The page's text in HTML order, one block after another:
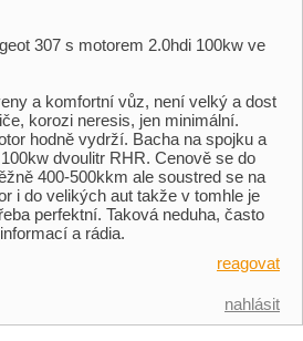
307 s motorem 2.0hdi 100kw ve
a komfortní vůz, není velký a dost
korozi neresis, jen minimální.
hodně vydrží. Bacha na spojku a
dvoulitr RHR. Cenově se do
400-500kkm ale soustred se na
i do velikých aut takže v tomhle je
perfektní. Taková neduha, často
a rádia.
reagovat
nahlásit